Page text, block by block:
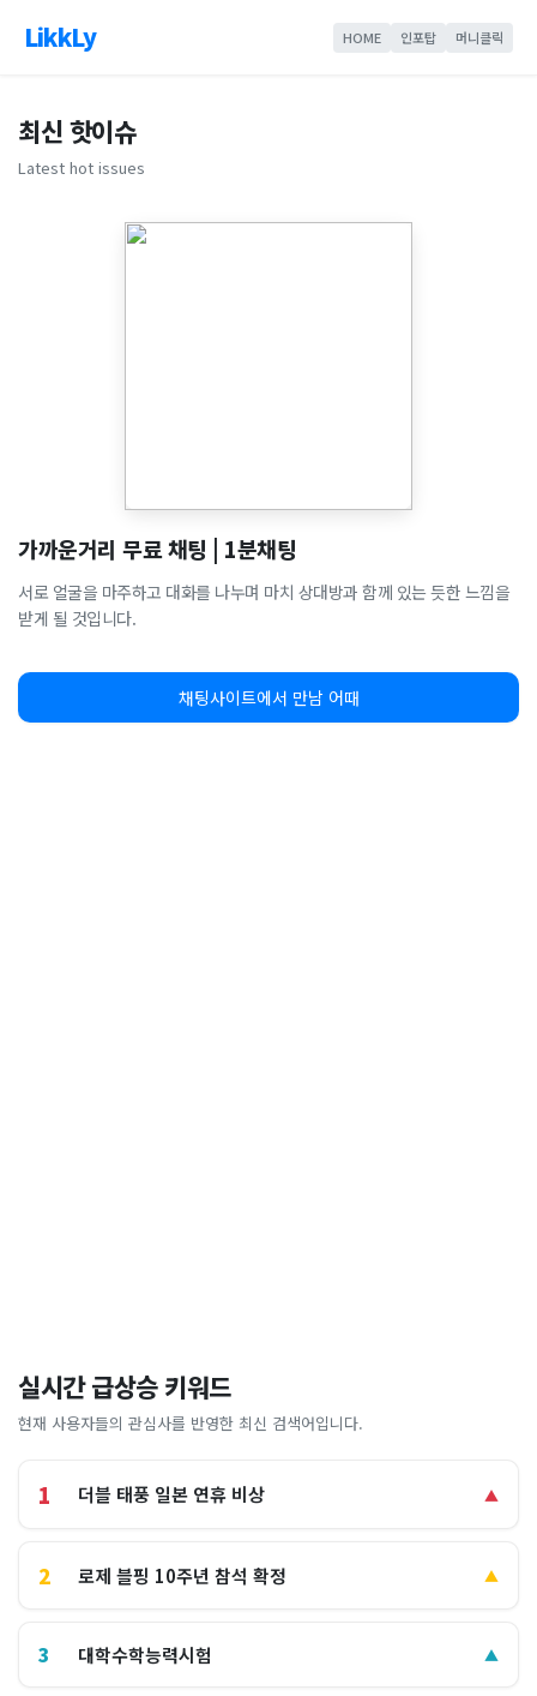
LikkLy HOME 인포탑 머니클릭
최신 핫이슈
Latest hot issues
가까운거리 무료 채팅 | 1분채팅
서로 얼굴을 마주하고 대화를 나누며 마치 상대방과 함께 있는 듯한 느낌을
받게 될 것입니다.
채팅사이트에서 만남 어때
실시간 급상승 키워드
현재 사용자들의 관심사를 반영한 최신 검색어입니다.
1 더블 태풍 일본 연휴 비상 ▲
2 로제 블핑 10주년 참석 확정 ▲
3 대학수학능력시험 ▲